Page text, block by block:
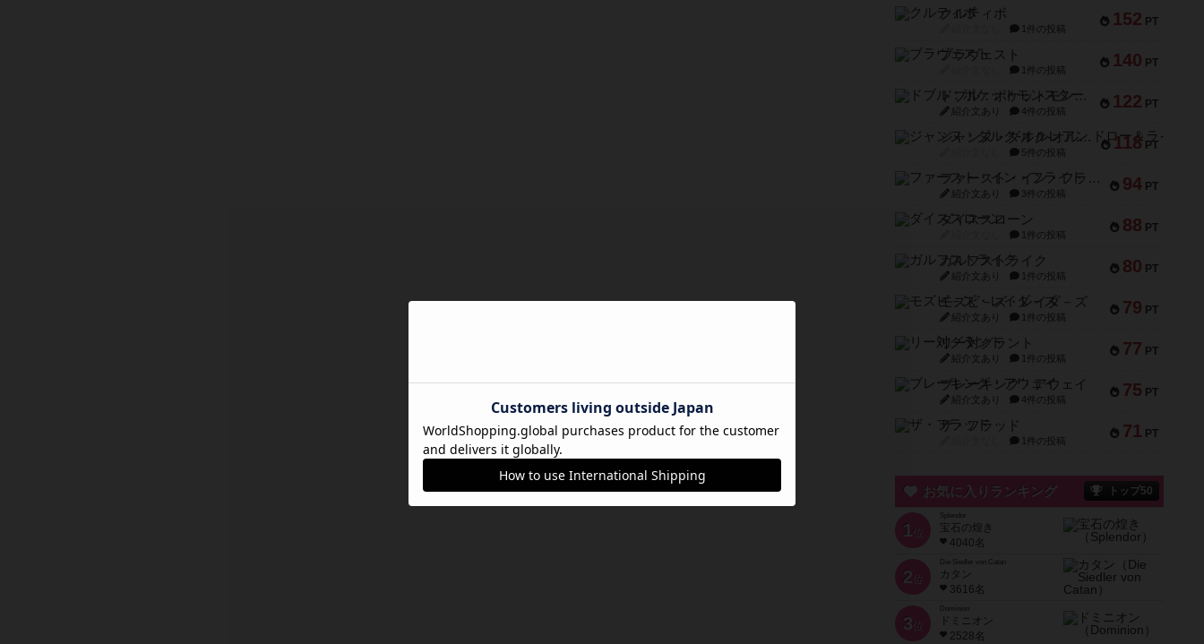
152 PT
クルティボ
1件の投稿
140 PT
ブラヴェスト
1件の投稿
122 PT
ドブル：ポケットモンスター
紹介文あり 4件の投稿
118 PT
ジャンヌ・ダルク-オルレアン ドロー＆ライト
5件の投稿
94 PT
ファースト・イン・フライト
紹介文あり 3件の投稿
88 PT
ダイススローン
1件の投稿
80 PT
ガルフストライク
紹介文あり 1件の投稿
79 PT
モズビ－ズ・レイダ－ズ
紹介文あり 1件の投稿
77 PT
リー対グラント
紹介文あり 1件の投稿
75 PT
ブレーキング・アウェイ
紹介文あり 4件の投稿
71 PT
ザ・フラッド
1件の投稿
お気に入りランキング トップ50
1位
宝石の煌き
4040名
2位
Die Siedler von Catan
カタン
3616名
3位
Dominion
ドミニオン
2528名